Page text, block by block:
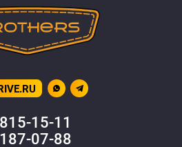
15-11
07-88